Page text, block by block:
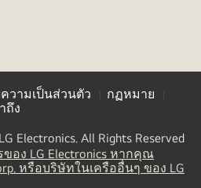
วามเป็นส่วนตัว
กฏหมาย
ถึง
Electronics. All Rights Reserved
อง LG Electronics หากคุณ
หรือบริษัทในเครืออื่นๆ ของ LG